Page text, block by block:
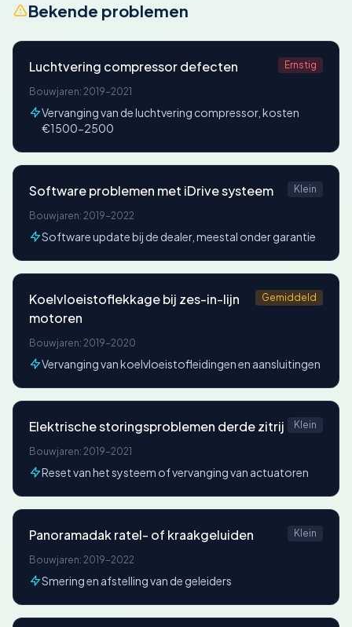
Bekende problemen
Luchtvering compressor defecten Ernstig
Bouwjaren: 2019-2021
Vervanging van de luchtvering compressor, kosten
€1500-2500
Software problemen met iDrive systeem Klein
Bouwjaren: 2019-2022
Software update bij de dealer, meestal onder garantie
Koelvloeistoflekkage bij zes-in-lijn
motoren
Gemiddeld
Bouwjaren: 2019-2020
Vervanging van koelvloeistofleidingen en aansluitingen
Elektrische storingsproblemen derde zitrij Klein
Bouwjaren: 2019-2021
Reset van het systeem of vervanging van actuatoren
Panoramadak ratel- of kraakgeluiden Klein
Bouwjaren: 2019-2022
Smering en afstelling van de geleiders